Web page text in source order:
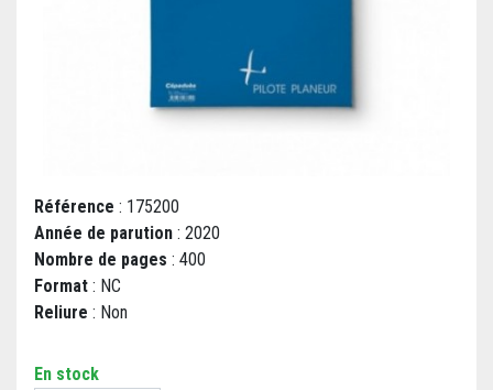
Référence : 175200
Année de parution : 2020
Nombre de pages : 400
Format : NC
Reliure : Non
En stock